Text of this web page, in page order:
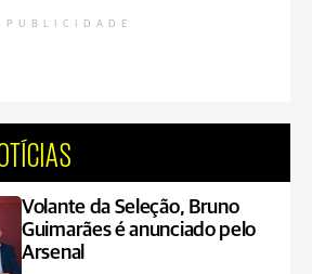
PUBLICIDADE
Volante da Seleção, Bruno
Guimarães é anunciado pelo
Arsenal